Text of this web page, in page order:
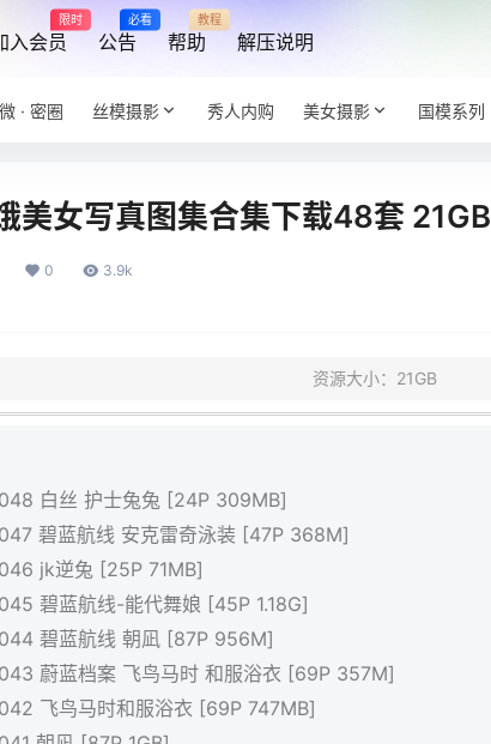
入会员
限时
公告
必看
帮助
教程
解压说明
微 · 密圈 丝模摄影 秀人内购 美女摄影 国模系列
美女写真图集合集下载48套 21GB
0 3.9k
资源大小：21GB
白丝 护士兔兔 [24P 309MB]
碧蓝航线 安克雷奇泳装 [47P 368M]
jk逆兔 [25P 71MB]
碧蓝航线-能代舞娘 [45P 1.18G]
碧蓝航线 朝凪 [87P 956M]
蔚蓝档案 飞鸟马时 和服浴衣 [69P 357M]
飞鸟马时和服浴衣 [69P 747MB]